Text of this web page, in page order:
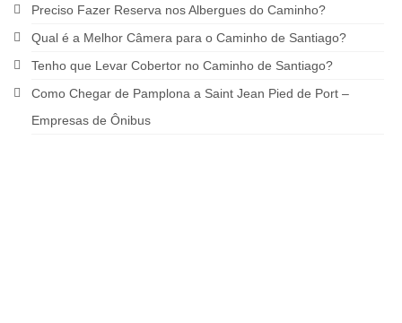
Preciso Fazer Reserva nos Albergues do Caminho?
Qual é a Melhor Câmera para o Caminho de Santiago?
Tenho que Levar Cobertor no Caminho de Santiago?
Como Chegar de Pamplona a Saint Jean Pied de Port –
Empresas de Ônibus